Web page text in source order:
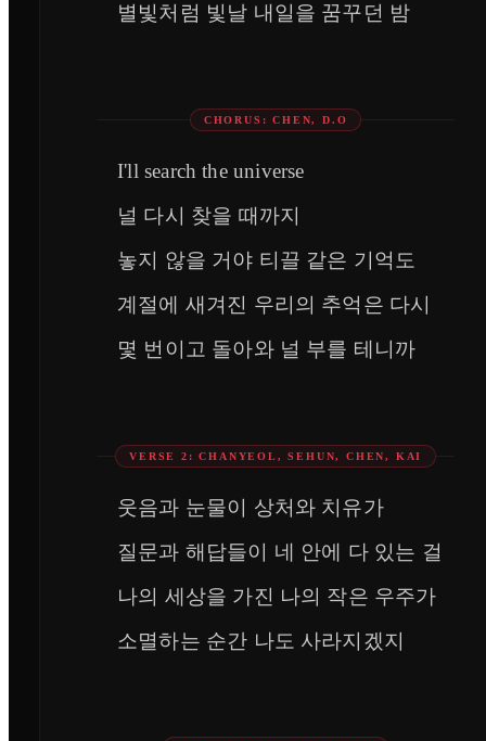
별빛처럼 빛날 내일을 꿈꾸던 밤
CHORUS: CHEN, D.O
I'll search the universe
널 다시 찾을 때까지
놓지 않을 거야 티끌 같은 기억도
계절에 새겨진 우리의 추억은 다시
몇 번이고 돌아와 널 부를 테니까
VERSE 2: CHANYEOL, SEHUN, CHEN, KAI
웃음과 눈물이 상처와 치유가
질문과 해답들이 네 안에 다 있는 걸
나의 세상을 가진 나의 작은 우주가
소멸하는 순간 나도 사라지겠지